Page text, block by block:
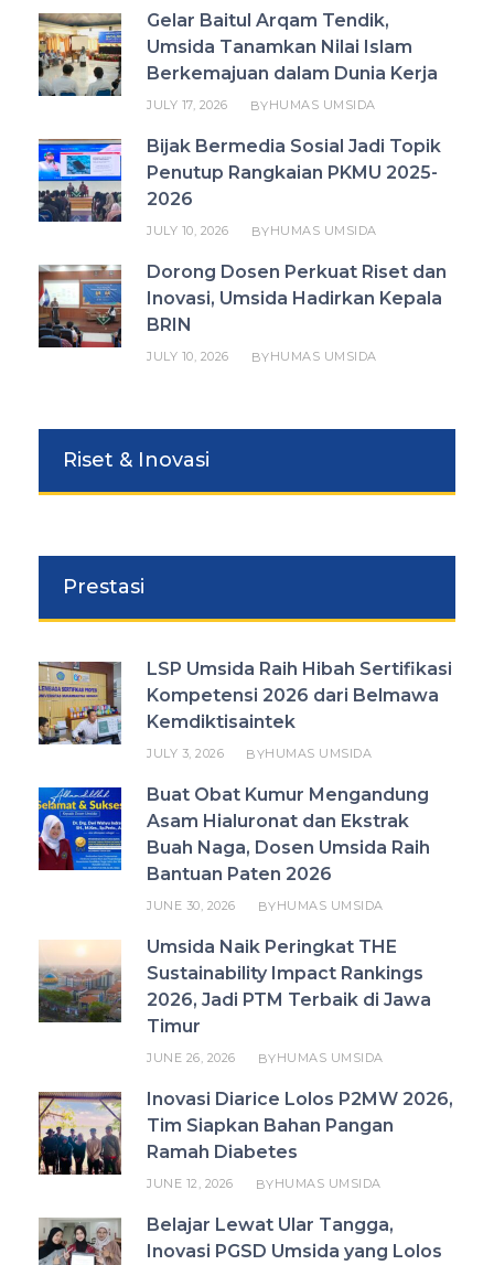
Gelar Baitul Arqam Tendik,
Umsida Tanamkan Nilai Islam
Berkemajuan dalam Dunia Kerja
JULY 17, 2026 BYHUMAS UMSIDA
Bijak Bermedia Sosial Jadi Topik
Penutup Rangkaian PKMU 2025-
2026
JULY 10, 2026 BYHUMAS UMSIDA
Dorong Dosen Perkuat Riset dan
Inovasi, Umsida Hadirkan Kepala
BRIN
JULY 10, 2026 BYHUMAS UMSIDA
Riset & Inovasi
Prestasi
LSP Umsida Raih Hibah Sertifikasi
Kompetensi 2026 dari Belmawa
Kemdiktisaintek
JULY 3, 2026 BYHUMAS UMSIDA
Buat Obat Kumur Mengandung
Asam Hialuronat dan Ekstrak
Buah Naga, Dosen Umsida Raih
Bantuan Paten 2026
JUNE 30, 2026 BYHUMAS UMSIDA
Umsida Naik Peringkat THE
Sustainability Impact Rankings
2026, Jadi PTM Terbaik di Jawa
Timur
JUNE 26, 2026 BYHUMAS UMSIDA
Inovasi Diarice Lolos P2MW 2026,
Tim Siapkan Bahan Pangan
Ramah Diabetes
JUNE 12, 2026 BYHUMAS UMSIDA
Belajar Lewat Ular Tangga,
Inovasi PGSD Umsida yang Lolos